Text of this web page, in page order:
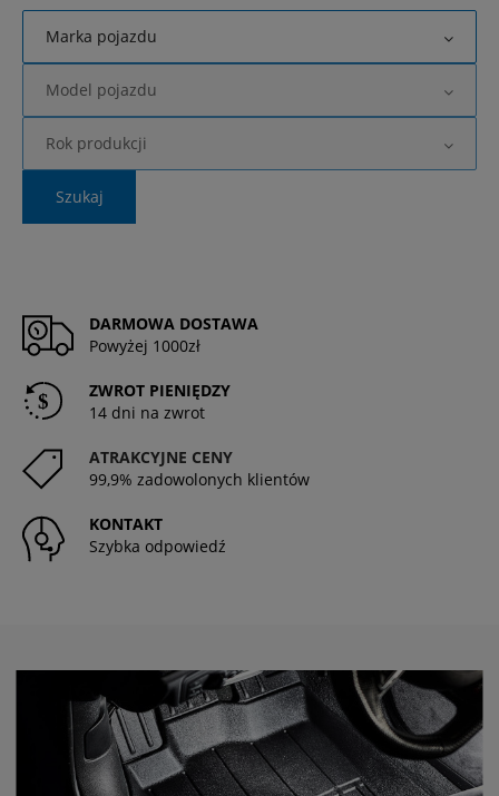
Marka pojazdu
Model pojazdu
Rok produkcji
Szukaj
DARMOWA DOSTAWA
Powyżej 1000zł
ZWROT PIENIĘDZY
14 dni na zwrot
ATRAKCYJNE CENY
99,9% zadowolonych klientów
KONTAKT
Szybka odpowiedź